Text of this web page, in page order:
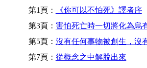
第1頁：
《你可以不怕死》譯者序
第3頁： 害怕死亡時一切將化為烏
第5頁： 沒有任何事物被創生，沒
第7頁： 從概念之中解脫出來